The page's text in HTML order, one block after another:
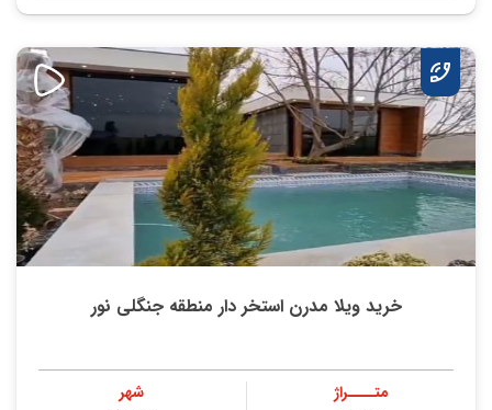
خرید ویلا مدرن استخر دار منطقه جنگلی نور
متــــراژ
شهر